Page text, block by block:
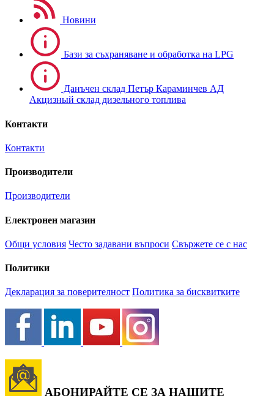
Новини
Бази за съхраняване и обработка на LPG
Данъчен склад Петър Караминчев АД
Акцизный склад дизельного топлива
Контакти
Контакти
Производители
Производители
Електронен магазин
Общи условия Често задавани въпроси Свържете се с нас
Политики
Декларация за поверителност Политика за бисквитките
АБОНИРАЙТЕ СЕ ЗА НАШИТЕ